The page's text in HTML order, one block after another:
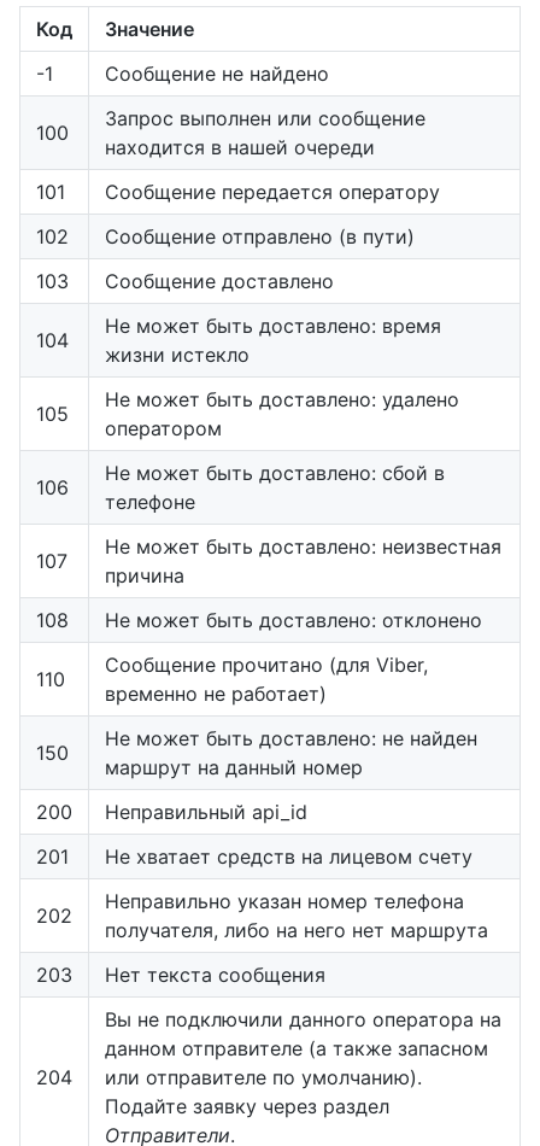
Код
Значение
-1
Сообщение не найдено
100
Запрос выполнен или сообщение
находится в нашей очереди
101
Сообщение передается оператору
102
Сообщение отправлено (в пути)
103
Сообщение доставлено
104
Не может быть доставлено: время
жизни истекло
105
Не может быть доставлено: удалено
оператором
106
Не может быть доставлено: сбой в
телефоне
107
Не может быть доставлено: неизвестная
причина
108
Не может быть доставлено: отклонено
110
Сообщение прочитано (для Viber,
временно не работает)
150
Не может быть доставлено: не найден
маршрут на данный номер
200
Неправильный api_id
201
Не хватает средств на лицевом счету
202
Неправильно указан номер телефона
получателя, либо на него нет маршрута
203
Нет текста сообщения
204
Вы не подключили данного оператора на
данном отправителе (а также запасном
или отправителе по умолчанию).
Подайте заявку через раздел
Отправители.